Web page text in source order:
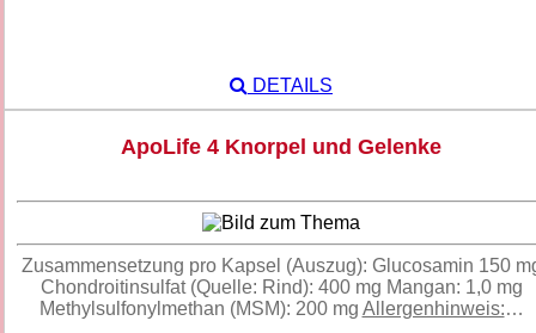
DETAILS
ApoLife 4 Knorpel und Gelenke
Zusammensetzung pro Kapsel (Auszug): Glucosamin 150
Chondroitinsulfat (Quelle: Rind): 400 mg Mangan: 1,0 mg
Methylsulfonylmethan (MSM): 200 mg Allergenhinweis:…